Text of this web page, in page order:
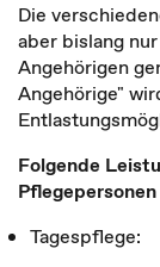
Die
aber bislang
Angehörigen
Angehörige"
Folgende
Tagespflege: